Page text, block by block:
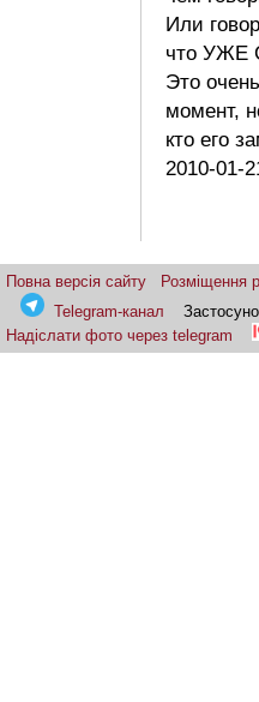
Или
что УЖЕ
Это
момент,
кто его
2010-01-
Повна версія сайту Розміщення
Telegram-канал
Надіслати фото через telegram